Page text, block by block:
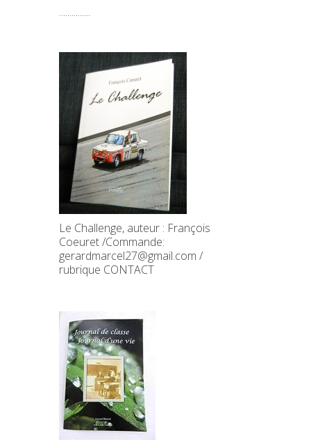
...............
Le Challenge, auteur : François
Coeuret /Commande:
gerardmarcel27@gmail.com /
rubrique CONTACT